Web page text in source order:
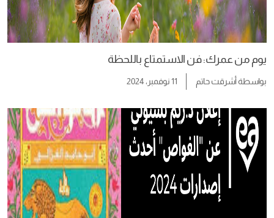
يوم من عمرك: فن الاستمتاع باللحظة
بواسطةأشرقت حاتم 11 نوفمبر، 2024